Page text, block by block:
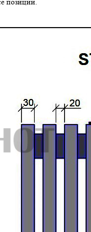
позиции.